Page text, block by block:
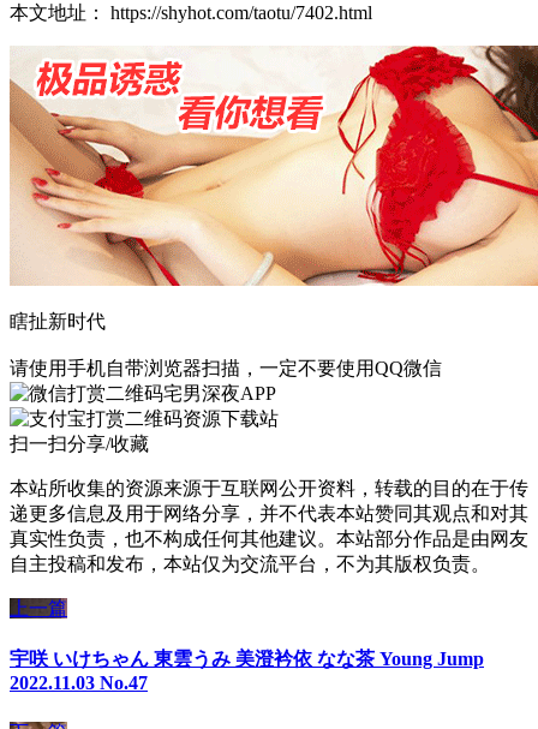
本文地址： https://shyhot.com/taotu/7402.html
瞎扯新时代
请使用手机自带浏览器扫描，一定不要使用QQ微信
宅男深夜APP
资源下载站
扫一扫分享/收藏
本站所收集的资源来源于互联网公开资料，转载的目的在于传
递更多信息及用于网络分享，并不代表本站赞同其观点和对其
真实性负责，也不构成任何其他建议。本站部分作品是由网友
自主投稿和发布，本站仅为交流平台，不为其版权负责。
上一篇
宇咲 いけちゃん 東雲うみ 美澄衿依 なな茶 Young Jump
2022.11.03 No.47